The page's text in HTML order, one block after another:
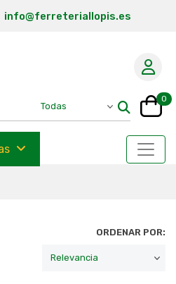
info@ferreteriallopis.es
0
ORDENAR POR: